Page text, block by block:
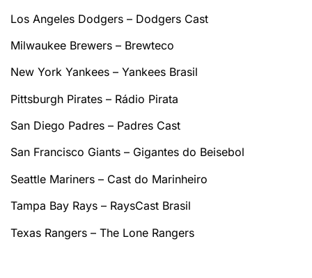
Los Angeles Dodgers – Dodgers Cast
Milwaukee Brewers – Brewteco
New York Yankees – Yankees Brasil
Pittsburgh Pirates – Rádio Pirata
San Diego Padres – Padres Cast
San Francisco Giants – Gigantes do Beisebol
Seattle Mariners – Cast do Marinheiro
Tampa Bay Rays – RaysCast Brasil
Texas Rangers – The Lone Rangers